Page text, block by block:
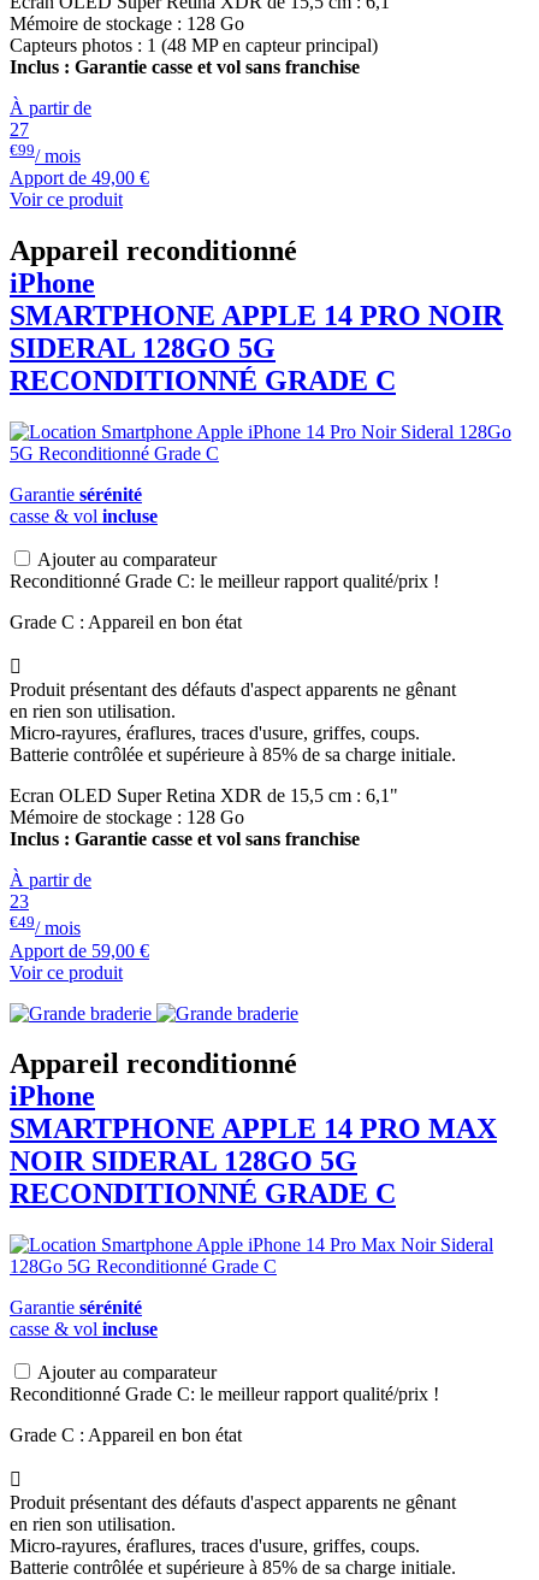
Mémoire de stockage : 128 Go
Capteurs photos : 1 (48 MP en capteur principal)
Inclus : Garantie casse et vol sans franchise
À partir de
27
€99/ mois
Apport de 49,00 €
Voir ce produit
Appareil reconditionné
iPhone
SMARTPHONE APPLE 14 PRO NOIR
SIDERAL 128GO 5G
RECONDITIONNÉ GRADE C
Garantie sérénité
casse & vol incluse
Ajouter au comparateur
Reconditionné Grade C: le meilleur rapport qualité/prix !
Grade C : Appareil en bon état

Produit présentant des défauts d'aspect apparents ne gênant
en rien son utilisation.
Micro-rayures, éraflures, traces d'usure, griffes, coups.
Batterie contrôlée et supérieure à 85% de sa charge initiale.
Ecran OLED Super Retina XDR de 15,5 cm : 6,1"
Mémoire de stockage : 128 Go
Inclus : Garantie casse et vol sans franchise
À partir de
23
€49/ mois
Apport de 59,00 €
Voir ce produit
Appareil reconditionné
iPhone
SMARTPHONE APPLE 14 PRO MAX
NOIR SIDERAL 128GO 5G
RECONDITIONNÉ GRADE C
Garantie sérénité
casse & vol incluse
Ajouter au comparateur
Reconditionné Grade C: le meilleur rapport qualité/prix !
Grade C : Appareil en bon état

Produit présentant des défauts d'aspect apparents ne gênant
en rien son utilisation.
Micro-rayures, éraflures, traces d'usure, griffes, coups.
Batterie contrôlée et supérieure à 85% de sa charge initiale.